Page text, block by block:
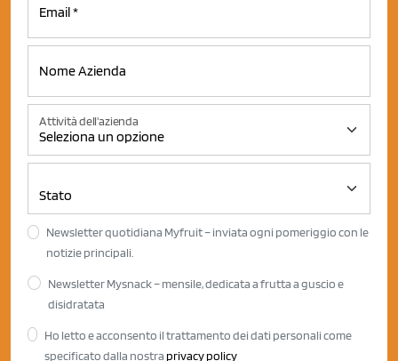
Attività dell'azienda
Newsletter quotidiana Myfruit – inviata ogni pomeriggio con le
notizie principali.
Newsletter Mysnack – mensile, dedicata a frutta a guscio e
disidratata
Ho letto e acconsento il trattamento dei dati personali come
specificato dalla nostra privacy policy